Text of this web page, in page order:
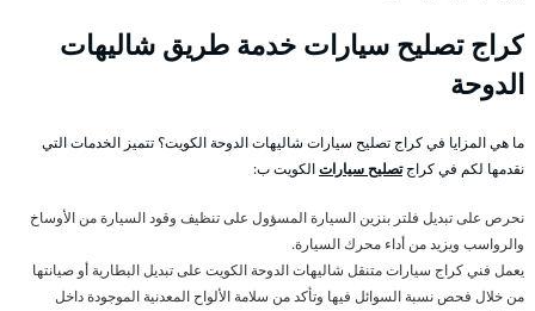
كراج تصليح سيارات خدمة طريق شاليهات
الدوحة
ما هي المزايا في كراج تصليح سيارات شاليهات الدوحة الكويت؟ تتميز الخدمات التي
نقدمها لكم في كراجتصليح سياراتالكويت ب:
نحرص على تبديل فلتر بنزين السيارة المسؤول على تنظيف وقود السيارة من الأوساخ
والرواسب ويزيد من أداء محرك السيارة.
يعمل فني كراج سيارات متنقل شاليهات الدوحة الكويت على تبديل البطارية أو صيانتها
من خلال فحص نسبة السوائل فيها وتأكد من سلامة الألواح المعدنية الموجودة داخل